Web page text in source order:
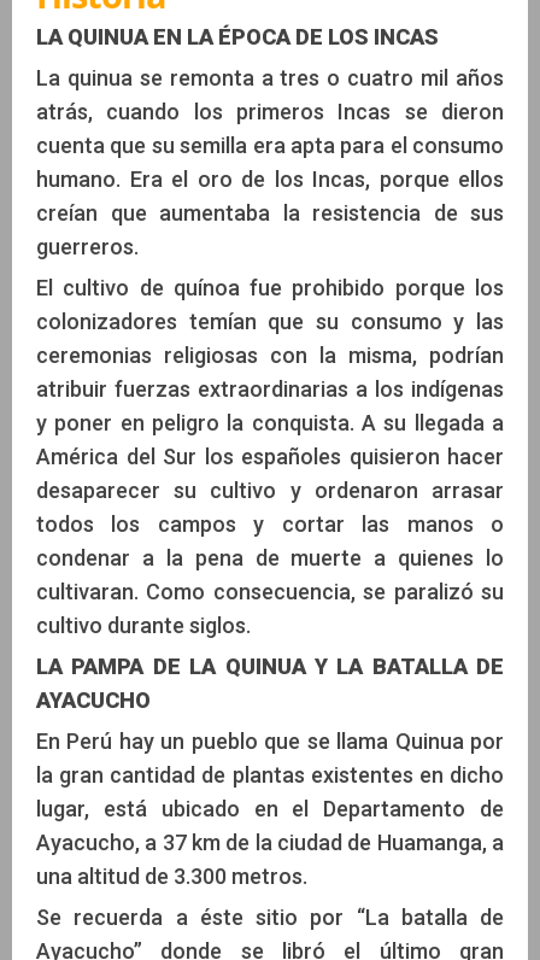
LA QUINUA EN LA ÉPOCA DE LOS INCAS
La quinua se remonta a tres o cuatro mil años
atrás, cuando los primeros Incas se dieron
cuenta que su semilla era apta para el consumo
humano. Era el oro de los Incas, porque ellos
creían que aumentaba la resistencia de sus
guerreros.
El cultivo de quínoa fue prohibido porque los
colonizadores temían que su consumo y las
ceremonias religiosas con la misma, podrían
atribuir fuerzas extraordinarias a los indígenas
y poner en peligro la conquista. A su llegada a
América del Sur los españoles quisieron hacer
desaparecer su cultivo y ordenaron arrasar
todos los campos y cortar las manos o
condenar a la pena de muerte a quienes lo
cultivaran. Como consecuencia, se paralizó su
cultivo durante siglos.
LA PAMPA DE LA QUINUA Y LA BATALLA DE
AYACUCHO
En Perú hay un pueblo que se llama Quinua por
la gran cantidad de plantas existentes en dicho
lugar, está ubicado en el Departamento de
Ayacucho, a 37 km de la ciudad de Huamanga, a
una altitud de 3.300 metros.
Se recuerda a éste sitio por “La batalla de
Ayacucho” donde se libró el último gran